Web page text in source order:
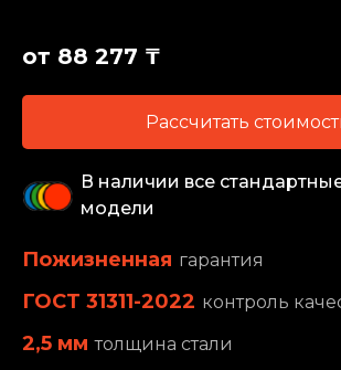
от 88 277 ₸
Рассчитать
В наличии все
модели
Пожизненная гарантия
ГОСТ 31311-2022 контроль
2,5 мм толщина стали